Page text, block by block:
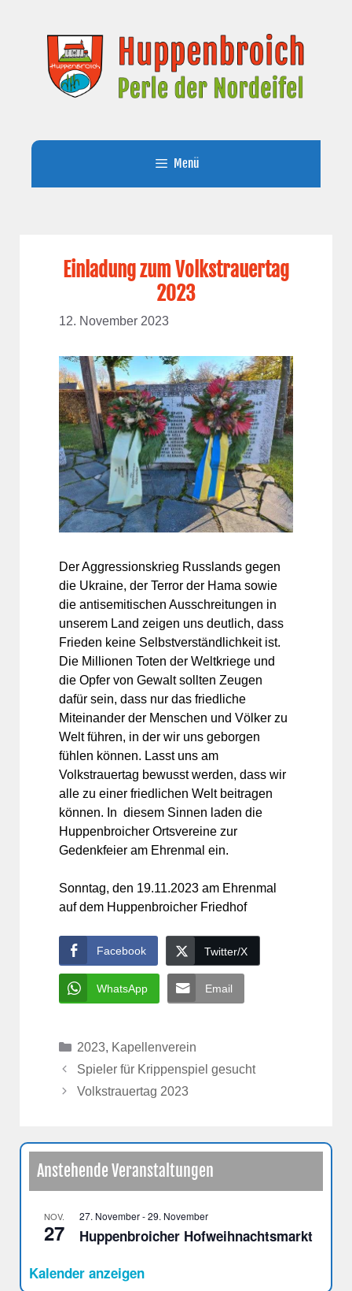
springen
Menü
Einladung zum Volkstrauertag
2023
12. November 2023
Der Aggressionskrieg Russlands gegen
die Ukraine, der Terror der Hama sowie
die antisemitischen Ausschreitungen in
unserem Land zeigen uns deutlich, dass
Frieden keine Selbstverständlichkeit ist.
Die Millionen Toten der Weltkriege und
die Opfer von Gewalt sollten Zeugen
dafür sein, dass nur das friedliche
Miteinander der Menschen und Völker zu
Welt führen, in der wir uns geborgen
fühlen können. Lasst uns am
Volkstrauertag bewusst werden, dass wir
alle zu einer friedlichen Welt beitragen
können. In diesem Sinnen laden die
Huppenbroicher Ortsvereine zur
Gedenkfeier am Ehrenmal ein.
Sonntag, den 19.11.2023 am Ehrenmal
auf dem Huppenbroicher Friedhof
Facebook Twitter/X
WhatsApp Email
Kategorien
2023, Kapellenverein
Spieler für Krippenspiel gesucht
Volkstrauertag 2023
Anstehende Veranstaltungen
NOV.
27
27. November-29. November
Huppenbroicher Hofweihnachtsmarkt
Kalender anzeigen